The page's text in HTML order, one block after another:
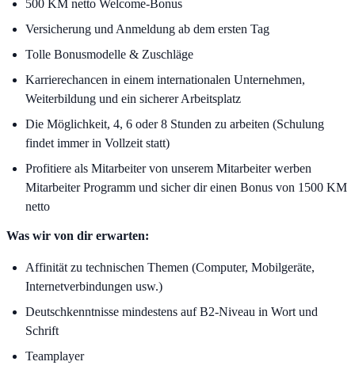
500 KM netto Welcome-Bonus
Versicherung und Anmeldung ab dem ersten Tag
Tolle Bonusmodelle & Zuschläge
Karrierechancen in einem internationalen Unternehmen,
Weiterbildung und ein sicherer Arbeitsplatz
Die Möglichkeit, 4, 6 oder 8 Stunden zu arbeiten (Schulung
findet immer in Vollzeit statt)
Profitiere als Mitarbeiter von unserem Mitarbeiter werben
Mitarbeiter Programm und sicher dir einen Bonus von 1500 KM
netto
Was wir von dir erwarten:
Affinität zu technischen Themen (Computer, Mobilgeräte,
Internetverbindungen usw.)
Deutschkenntnisse mindestens auf B2‑Niveau in Wort und
Schrift
Teamplayer